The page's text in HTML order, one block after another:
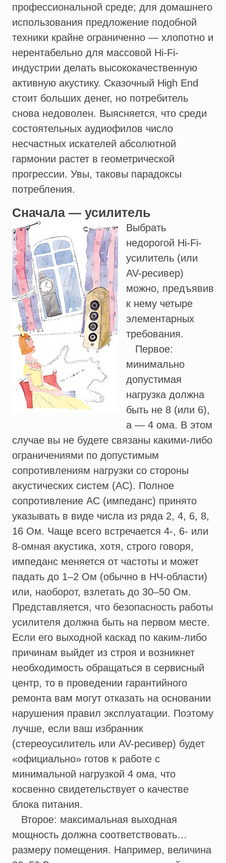
профессиональной среде; для домашнего
использования предложение подобной
техники крайне ограниченно — хлопотно и
нерентабельно для массовой Hi-Fi-
индустрии делать высококачественную
активную акустику. Сказочный High End
стоит больших денег, но потребитель
снова недоволен. Выясняется, что среди
состоятельных аудиофилов число
несчастных искателей абсолютной
гармонии растет в геометрической
прогрессии. Увы, таковы парадоксы
потребления.
Сначала — усилитель
Выбрать
недорогой Hi-Fi-
усилитель (или
AV-ресивер)
можно, предъявив
к нему четыре
элементарных
требования.
Первое:
минимально
допустимая
нагрузка должна
быть не 8 (или 6),
а — 4 ома. В этом
случае вы не будете связаны какими-либо
ограничениями по допустимым
сопротивлениям нагрузки со стороны
акустических систем (АС). Полное
сопротивление АС (импеданс) принято
указывать в виде числа из ряда 2, 4, 6, 8,
16 Ом. Чаще всего встречается 4-, 6- или
8-омная акустика, хотя, строго говоря,
импеданс меняется от частоты и может
падать до 1–2 Ом (обычно в НЧ-области)
или, наоборот, взлетать до 30–50 Ом.
Представляется, что безопасность работы
усилителя должна быть на первом месте.
Если его выходной каскад по каким-либо
причинам выйдет из строя и возникнет
необходимость обращаться в сервисный
центр, то в проведении гарантийного
ремонта вам могут отказать на основании
нарушения правил эксплуатации. Поэтому
лучше, если ваш избранник
(стереоусилитель или AV-ресивер) будет
«официально» готов к работе с
минимальной нагрузкой 4 ома, что
косвенно свидетельствует о качестве
блока питания.
Второе: максимальная выходная
мощность должна соответствовать…
размеру помещения. Например, величина